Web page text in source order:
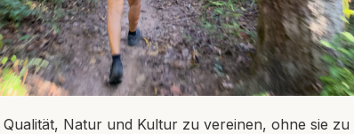
Natur und Kultur zu vereinen, ohne sie